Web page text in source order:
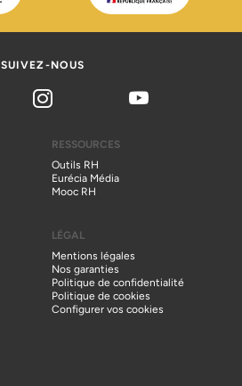
SUIVEZ-NOUS
Instagram Youtube
RESSOURCES
Outils RH
Eurécia Média
Mooc RH
LÉGAL
Mentions légales
Nos garanties
Politique de confidentialité
Politique de cookies
Configurer vos cookies